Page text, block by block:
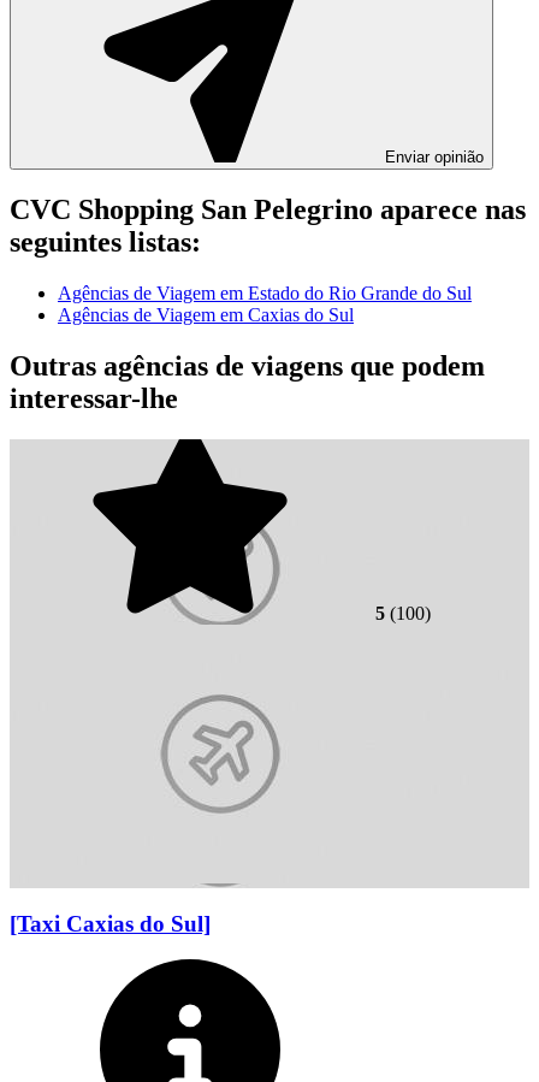
Enviar opinião
CVC Shopping San Pelegrino aparece nas
seguintes listas:
Agências de Viagem em Estado do Rio Grande do Sul
Agências de Viagem em Caxias do Sul
Outras agências de viagens que podem
interessar-lhe
5 (100)
[Taxi Caxias do Sul]